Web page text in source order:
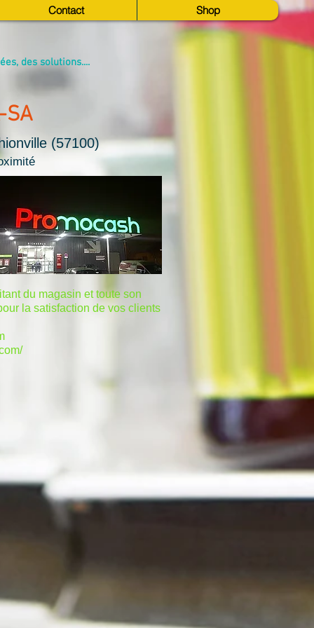
Contact Shop
des solutions....
SA
(57100)
du magasin et toute son
la satisfaction de vos clients